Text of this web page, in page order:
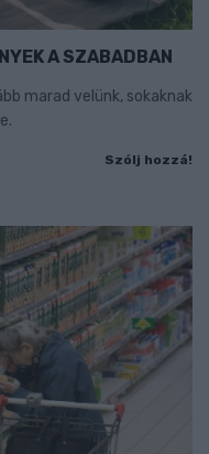
A SZABADBAN
marad velünk, sokaknak
Szólj hozzá!